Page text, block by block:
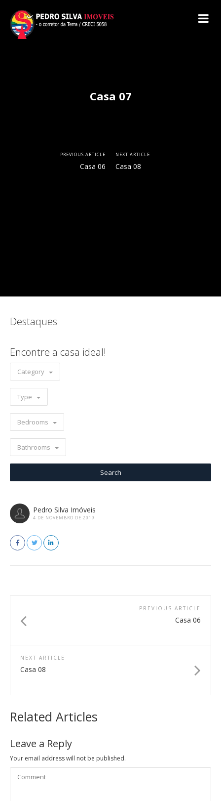
Casa 07
PREVIOUS ARTICLE
Casa 06
NEXT ARTICLE
Casa 08
Destaques
Encontre a casa ideal!
Category
Type
Bedrooms
Bathrooms
Pedro Silva Imóveis
4 DE NOVEMBRO DE 2019
PREVIOUS ARTICLE
Casa 06
NEXT ARTICLE
Casa 08
Related Articles
Leave a Reply
Your email address will not be published.